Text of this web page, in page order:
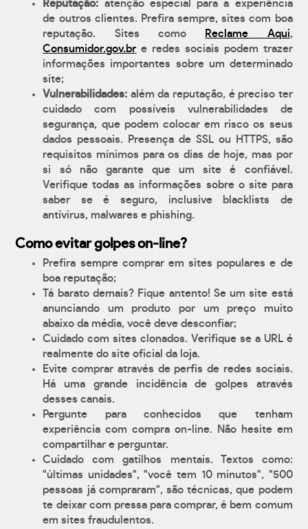
Reputação: atenção especial para a experiência
de outros clientes. Prefira sempre, sites com boa
reputação. Sites como
Reclame Aqui,
Consumidor.gov.br e redes sociais podem trazer
informações importantes sobre um determinado
site;
Vulnerabilidades: além da reputação, é preciso ter
cuidado com possíveis vulnerabilidades de
segurança, que podem colocar em risco os seus
dados pessoais. Presença de SSL ou HTTPS, são
requisitos mínimos para os dias de hoje, mas por
si só não garante que um site é confiável.
Verifique todas as informações sobre o site para
saber se é seguro, inclusive blacklists de
antívirus, malwares e phishing.
Como evitar golpes on-line?
Prefira sempre comprar em sites populares e de
boa reputação;
Tá barato demais? Fique antento! Se um site está
anunciando um produto por um preço muito
abaixo da média, você deve desconfiar;
Cuidado com sites clonados. Verifique se a URL é
realmente do site oficial da loja.
Evite comprar através de perfis de redes sociais.
Há uma grande incidência de golpes através
desses canais.
Pergunte para conhecidos que tenham
experiência com compra on-line. Não hesite em
compartilhar e perguntar.
Cuidado com gatilhos mentais. Textos como:
"últimas unidades", "você tem 10 minutos", "500
pessoas já compraram", são técnicas, que podem
te deixar com pressa para comprar, é bem comum
em sites fraudulentos.